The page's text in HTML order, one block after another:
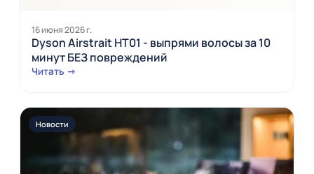
16 июня 2026 г.
Dyson Airstrait HT01 - выпрями волосы за 10
минут БЕЗ повреждений
Читать →
Новости